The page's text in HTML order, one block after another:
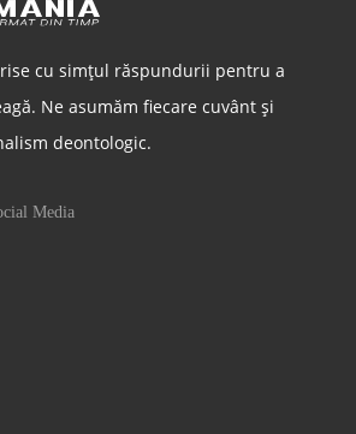
cu simțul răspundurii pentru a
Ne asumăm fiecare cuvânt și
deontologic.
Media